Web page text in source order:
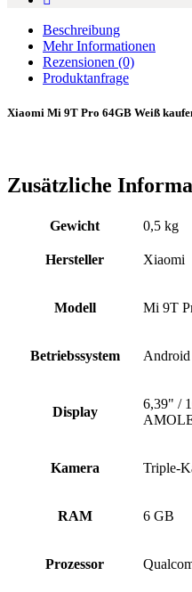
Beschreibung
Mehr Informationen
Rezensionen (0)
Produktanfrage
Xiaomi Mi 9T Pro 64GB Weiß
Zusätzliche
Gewicht 0,5 kg
Hersteller Xiaomi
Modell Mi 9T
Betriebssystem Android
Display
6,39" /
Kamera Triple-
RAM 6 GB
Prozessor